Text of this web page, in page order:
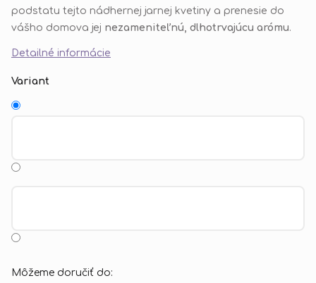
Variant
Môžeme doručiť do:
podstatu tejto nádhernej jarnej kvetiny a prenesie do
vášho domova jej nezameniteľnú, dlhotrvajúcu arómu.
Detailné informácie